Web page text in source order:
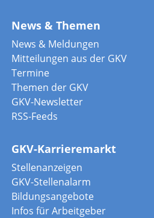
News & Themen
News & Meldungen
Mitteilungen aus der GKV
Termine
Themen der GKV
GKV-Newsletter
RSS-Feeds
GKV-Karrieremarkt
Stellenanzeigen
GKV-Stellenalarm
Bildungsangebote
Infos für Arbeitgeber